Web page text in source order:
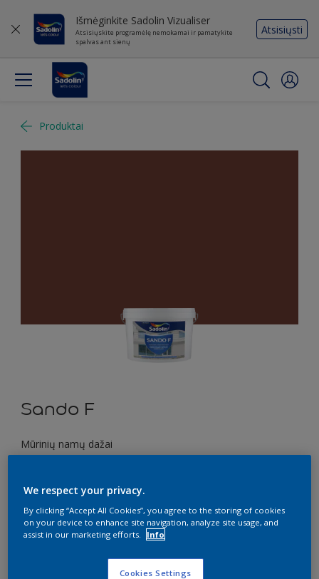
Išmėginkite Sadolin Vizualiser
Atsisiųskite programėlę nemokamai ir pamatykite
spalvas ant sienų
Atsisiųsti
Produktai
Sando F
Mūrinių namų dažai
Dydis
We respect your privacy.
By clicking “Accept All Cookies”, you agree to the storing of cookies
on your device to enhance site navigation, analyze site usage, and
assist in our marketing efforts.
Info
Cookies Settings